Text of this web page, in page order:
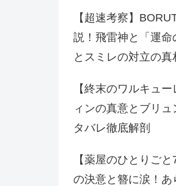
【超速考察】
説！飛雷神と「運
とスミレの対立の真
【終末のワルキュ
ィンの真意とブリ
タバレ徹底解剖
【薬屋のひとりご
の決意と簪に涙！